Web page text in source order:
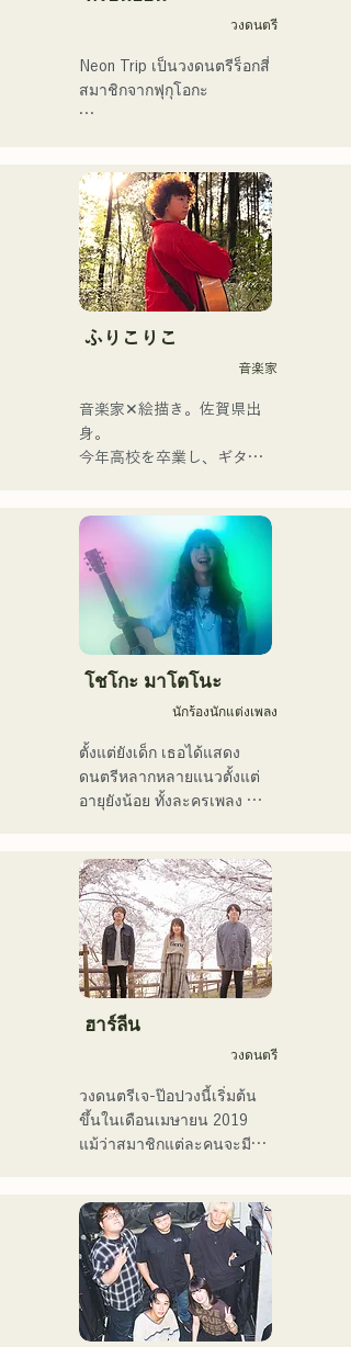
วงดนตรี
Neon Trip เป็นวงดนตรีร็อกสี่
สมาชิกจากฟุกุโอกะ
เดือนพฤศจิกายน 2023
แก่นแท้ของป๊อปร็อกถูก
ถ่ายทอดผ่านบทเพลงอันแสน
คิดถึง ขับร้องโดยนักร้องและ
มือกีตาร์ ยูมะ คามิยะ
ท่วงทำนองและเนื้อร้องที่บาง
ดนตรีที่หลากหลายของ
สมาชิกในวง ก่อให้เกิดดนตรี
ที่หลากหลาย และยังคง
ふりこりこ
音楽家
音楽家✕絵描き。佐賀県出
身。
今年高校を卒業し、ギター
行う傍ら、大胆な色彩感覚
を活かしたアート制作に励
む。枠に収まりきれないマ
ルチな表現スタイルを確立
するため、日々探求を続け
ている。現在はSNSを中心
に、自身の表現を発信中。
โชโกะ มาโตโนะ
นักร้องนักแต่งเพลง
ตั้งแต่ยังเด็ก เธอได้แสดง
ดนตรีหลากหลายแนวตั้งแต่
อายุยังน้อย ทั้งละครเพลง
2011
เธอได้ปรากฏตัวในสื่อต่างๆ
มากมาย โดยส่วนใหญ่อยู่ใน
บ้านเกิดของเธอที่ฟุกุโอกะ
และคิวชู และยังมีส่วนร่วมใน
เพลงและภาพยนตร์โฆษณา
ของบริษัทมากมาย
ทำงานในหลากหลายสาขา
อาชีพ รวมถึงการแต่งเพลง
ประกอบโฆษณาทางโทรทัศน์
ทาโร โมริยามะ ในรายการ
"MUSIC FAIR" ทางสถานี
โทรทัศน์ฟูจิทีวี และการ
ปรากฏตัวในละครเพลงร็อก
ตั้งแต่ปี 2017 เธอได้กลับ
มายังฟุกุโอกะ ซึ่งนอกจาก
ฮาร์ลีน
วงดนตรี
วงดนตรีเจ-ป๊อปวงนี้เริ่มต้น
ขึ้นในเดือนเมษายน 2019
แม้ว่าสมาชิกแต่ละคนจะมี
แต่พวกเขาก็ตัดสินใจตั้งวง
ใหม่โดยมีเป้าหมายทางดนตรี
ใหม่ เสียงร้องที่ใสสะอาดและ
เนื้อเพลงที่ติดหูของ CHiKa
ประกอบกับท่วงทำนองที่ชวน
ให้คิดถึง ได้รับการสนับสนุน